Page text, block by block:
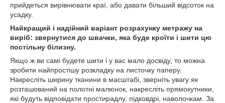
прийдеться вирівнювати краї, або давати більший відсоток на
усадку.
Найкращий і надійний варіант розрахунку метражу на
виріб: звернутися до швачки, яка буде кроїти і шити цю
постільну білизну.
Якщо ж ви самі будете шити і у вас мало досвіду, то можна
зробити найпростішу розкладку на листочку паперу.
Накресліть ширину тканини в масштабі, зверніть увагу як
розташований на полотні малюнок, накресліть прямокутники,
які будуть відповідати простирадлу, підковдрі, наволочкам. За